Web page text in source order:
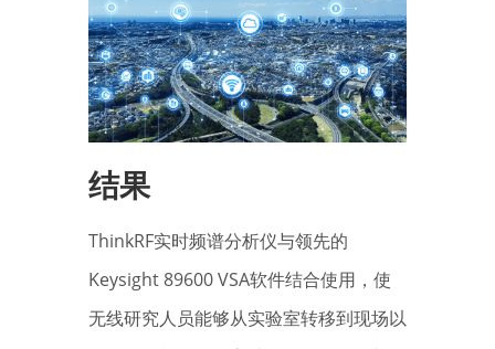
结果
ThinkRF实时频谱分析仪与领先的
Keysight 89600 VSA软件结合使用，使
无线研究人员能够从实验室转移到现场以